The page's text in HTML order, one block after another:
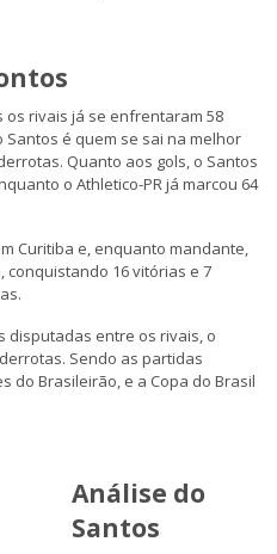
os rivais já se enfrentaram 58
é quem se sai na melhor
Quanto aos gols, o Santos
o Athletico-PR já marcou 64
Curitiba e, enquanto mandante,
conquistando 16 vitórias e 7
disputadas entre os rivais, o
Sendo as partidas
do Brasileirão, e a Copa do Brasil
Análise do
Santos